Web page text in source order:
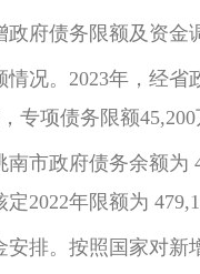
府债务限额及资金
。2023年，经省
专项债务限额
政府债务余额为
2022年限额为
。按照国家对新